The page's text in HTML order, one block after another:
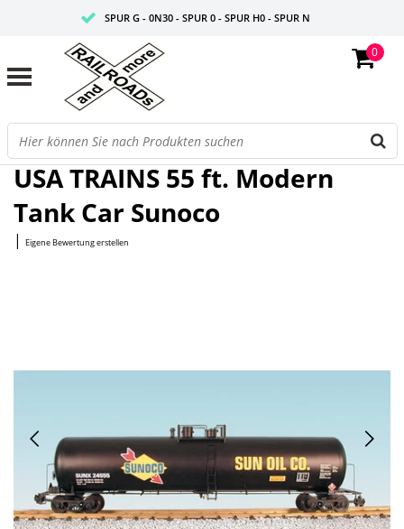
SPUR G - 0N30 - SPUR 0 - SPUR H0 - SPUR N
0
Startseite/55 ft. Modern Tank Car Sunoco
USA TRAINS 55 ft. Modern
Tank Car Sunoco
| Eigene Bewertung erstellen